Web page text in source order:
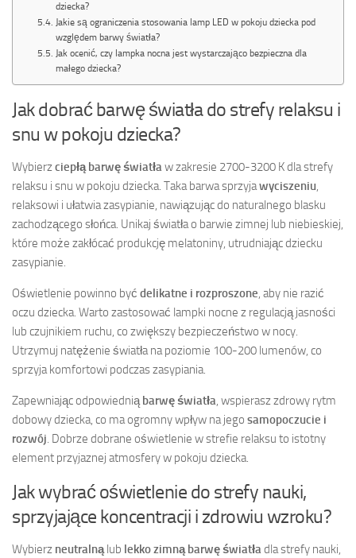
dziecka?
Jakie są ograniczenia stosowania lamp LED w pokoju dziecka pod
względem barwy światła?
Jak ocenić, czy lampka nocna jest wystarczająco bezpieczna dla
małego dziecka?
Jak dobrać barwę światła do strefy relaksu i
snu w pokoju dziecka?
Wybierzciepłą barwę światła w zakresie 2700-3200 K dla strefy
relaksu i snu w pokoju dziecka. Taka barwa sprzyjawyciszeniu
relaksowi i ułatwia zasypianie, nawiązując do naturalnego blasku
zachodzącego słońca. Unikaj światła o barwie zimnej lub niebieskiej,
które może zakłócać produkcję melatoniny, utrudniając dziecku
zasypianie.
Oświetlenie powinno być delikatne i rozproszone , aby nie razić
oczu dziecka. Warto zastosować lampki nocne z regulacją jasności
lub czujnikiem ruchu, co zwiększy bezpieczeństwo w nocy.
Utrzymuj natężenie światła na poziomie 100-200 lumenów, co
sprzyja komfortowi podczas zasypiania.
Zapewniając odpowiednią barwę światła , wspierasz zdrowy rytm
dobowy dziecka, co ma ogromny wpływ na jego samopoczucie i
rozwój . Dobrze dobrane oświetlenie w strefie relaksu to istotny
element przyjaznej atmosfery w pokoju dziecka.
Jak wybrać oświetlenie do strefy nauki,
sprzyjające koncentracji i zdrowiu wzroku?
Wybierz neutralną lub lekko zimną barwę światła dla strefy nauki,